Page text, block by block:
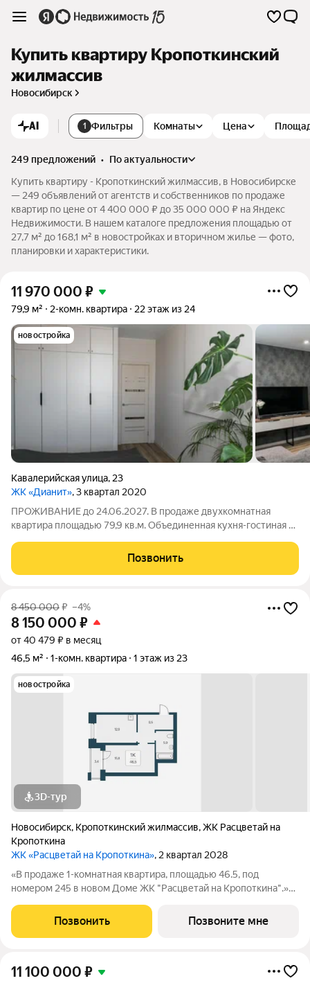
Купить квартиру Кропоткинский
жилмассив
Новосибирск
AI 1 Фильтры Комнаты Цена
249 предложений •
по актуальности
Купить квартиру - Кропоткинский жилмассив, в Новосибирске
— 249 объявлений от агентств и собственников по продаже
квартир по цене от 4 400 000 ₽ до 35 000 000 ₽ на Яндекс
Недвижимости. В нашем каталоге предложения площадью от
27,7 м² до 168,1 м² в новостройках и вторичном жилье — фото,
планировки и характеристики.
11 970 000 ₽
79,9 м² 2-комн. квартира 22 этаж из 24
новостройка
Кавалерийская улица, 23
ЖК «Дианит», 3 квартал 2020
ПРОЖИВАНИЕ до 24.06.2027. В продаже двухкомнатная
квартира площадью 79,9 кв.м. Объединенная кухня-гостиная с
Ремонт выполнен в светлых оттенках. В стоимость квартиры
входит кухня: кухонный
Позвонить
8 450 000₽ –4%
8 150 000 ₽
от 40 479 ₽ в месяц
46,5 м²
1-комн. квартира 1 этаж из 23
новостройка
3D-тур
Новосибирск, Кропоткинский жилмассив,ЖК Расцветай на
Кропоткина
ЖК «Расцветай на Кропоткина», 2 квартал 2028
«В продаже 1-комнатная квартира, площадью 46.5, под
номером 245 в новом Доме ЖК "Расцветай на Кропоткина".»
«Ельцовского парка» в 10 минутах от Красного проспекта.
Проект выделяется своей
Позвонить Позвоните мне
11 100 000 ₽